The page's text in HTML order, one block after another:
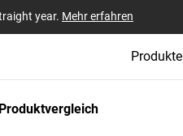
year. Mehr erfahren
Produkte
Produktvergleich